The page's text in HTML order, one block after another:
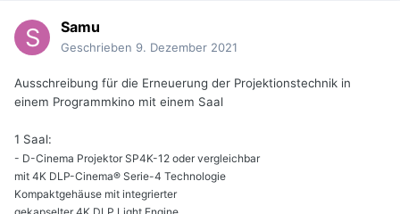
Samu
Geschrieben 9. Dezember 2021
Ausschreibung für die Erneuerung der Projektionstechnik in
einem Programmkino mit einem Saal
1 Saal:
- D-Cinema Projektor SP4K-12 oder vergleichbar
mit 4K DLP-Cinema® Serie-4 Technologie
Kompaktgehäuse mit integrierter